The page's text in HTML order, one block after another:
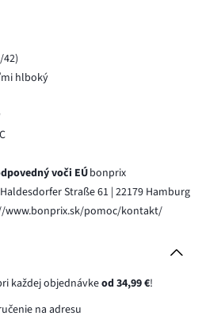
hlboký
voči EÚbonprix
Straße 61 | 22179 Hamburg
www.bonprix.sk/pomoc/kontakt/
každej objednávkeod 34,99 €!
na adresu